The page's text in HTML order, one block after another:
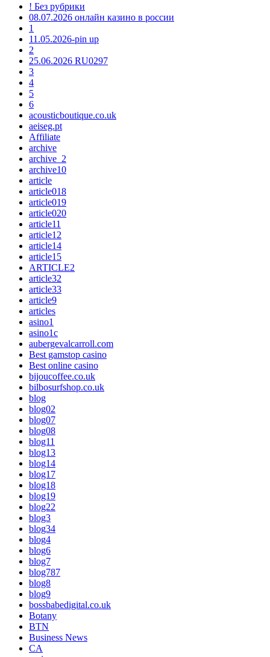
! Без рубрики
08.07.2026 онлайн казино в россии
1
11.05.2026-pin up
2
25.06.2026 RU0297
3
4
5
6
acousticboutique.co.uk
aeiseg.pt
Affiliate
archive
archive_2
archive10
article
article018
article019
article020
article11
article12
article14
article15
ARTICLE2
article32
article33
article9
articles
asino1
asino1c
aubergevalcarroll.com
Best gamstop casino
Best online casino
bijoucoffee.co.uk
bilbosurfshop.co.uk
blog
blog02
blog07
blog08
blog11
blog13
blog14
blog17
blog18
blog19
blog22
blog3
blog34
blog4
blog6
blog7
blog787
blog8
blog9
bossbabedigital.co.uk
Botany
BTN
Business News
CA